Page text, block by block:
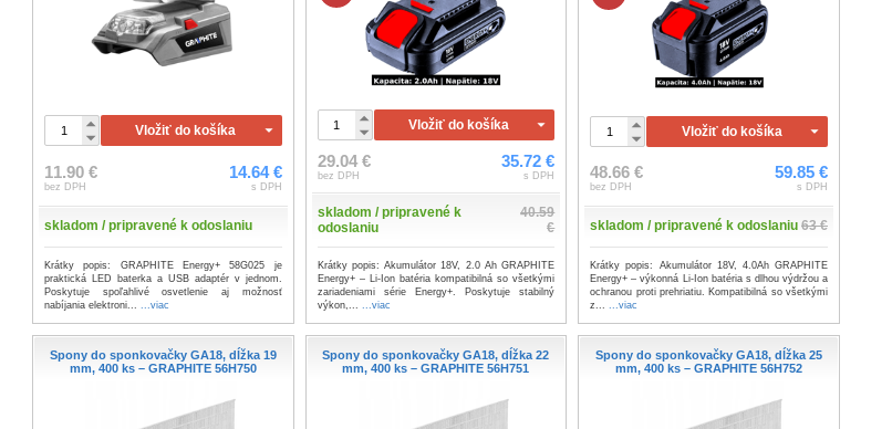
Vložiť do košíka
11.90 €
bez DPH
14.64 €
s DPH
skladom / pripravené k odoslaniu
Krátky popis: GRAPHITE Energy+ 58G025 je
praktická LED baterka a USB adaptér v jednom.
Poskytuje spoľahlivé osvetlenie aj možnosť
nabíjania elektroni... ...viac
Vložiť do košíka
29.04 €
bez DPH
35.72 €
s DPH
skladom / pripravené k
odoslaniu
40.59
€
Krátky popis: Akumulátor 18V, 2.0 Ah GRAPHITE
Energy+ – Li-Ion batéria kompatibilná so všetkými
zariadeniami série Energy+. Poskytuje stabilný
výkon,... ...viac
Vložiť do košíka
48.66 €
bez DPH
59.85 €
s DPH
skladom / pripravené k odoslaniu 63 €
Krátky popis: Akumulátor 18V, 4.0Ah GRAPHITE
Energy+ – výkonná Li-Ion batéria s dlhou výdržou a
ochranou proti prehriatiu. Kompatibilná so všetkými
z......viac
Spony do sponkovačky GA18, dĺžka 19
mm, 400 ks – GRAPHITE 56H750
Spony do sponkovačky GA18, dĺžka 22
mm, 400 ks – GRAPHITE 56H751
Spony do sponkovačky GA18, dĺžka 25
mm, 400 ks – GRAPHITE 56H752